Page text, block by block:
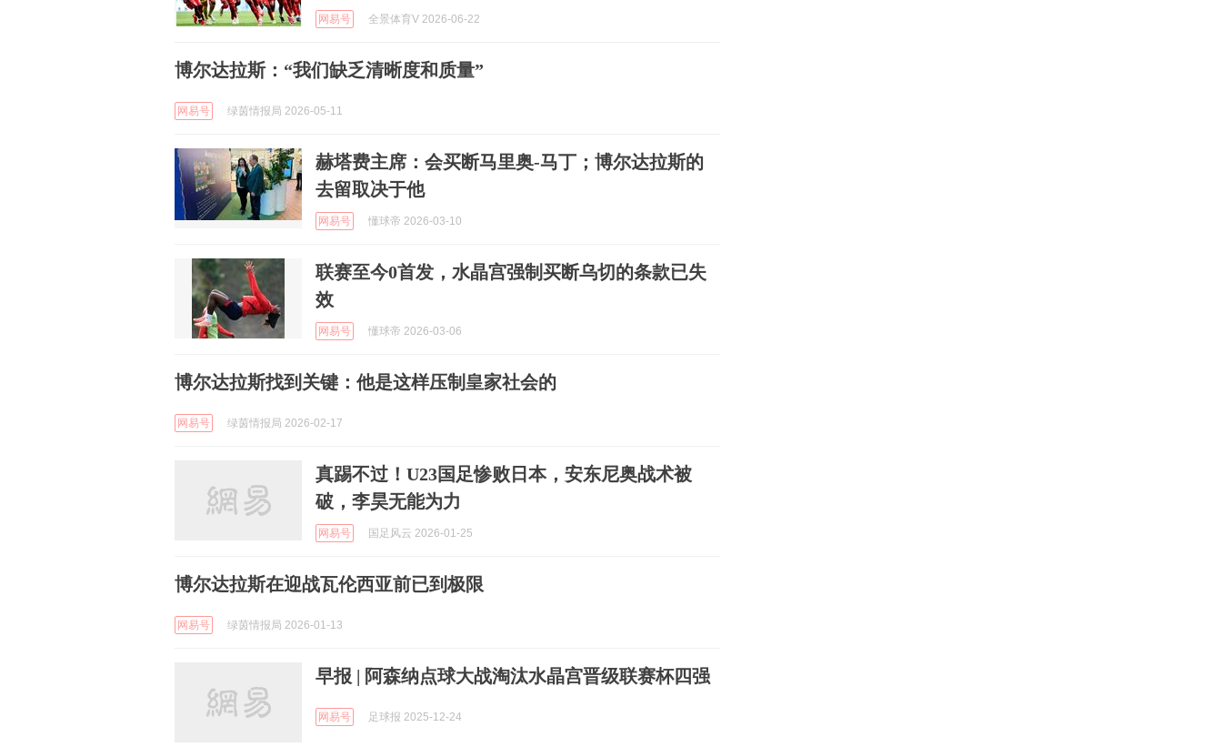
网易号 全景体育V 2026-06-22
博尔达拉斯：“我们缺乏清晰度和质量”
网易号 绿茵情报局 2026-05-11
赫塔费主席：会买断马里奥-马丁；博尔达拉斯的
去留取决于他
网易号 懂球帝 2026-03-10
联赛至今0首发，水晶宫强制买断乌切的条款已失
效
网易号 懂球帝 2026-03-06
博尔达拉斯找到关键：他是这样压制皇家社会的
网易号 绿茵情报局 2026-02-17
真踢不过！U23国足惨败日本，安东尼奥战术被
破，李昊无能为力
网易号 国足风云 2026-01-25
博尔达拉斯在迎战瓦伦西亚前已到极限
网易号 绿茵情报局 2026-01-13
早报 | 阿森纳点球大战淘汰水晶宫晋级联赛杯四强
网易号 足球报 2025-12-24